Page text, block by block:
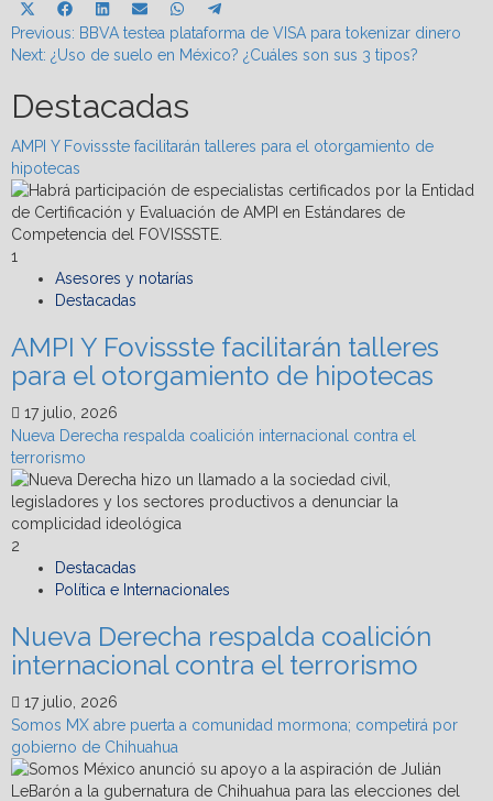
Share
on
(Twitter)
Share
on
Facebook
Share
on
LinkedInShare
on
Email
Share
on
WhatsApp
on
Post
navigation
Previous: BBVA testea plataforma de VISA para tokenizar dinero
Next: ¿Uso de suelo en México? ¿Cuáles son sus 3 tipos?
Destacadas
AMPI Y Fovissste facilitarán talleres para el otorgamiento de
hipotecas
1
Asesores y notarías
Destacadas
AMPI Y Fovissste facilitarán talleres
para el otorgamiento de hipotecas
17 julio, 2026
Nueva Derecha respalda coalición internacional contra el
terrorismo
2
Destacadas
Política e Internacionales
Nueva Derecha respalda coalición
internacional contra el terrorismo
17 julio, 2026
Somos MX abre puerta a comunidad mormona; competirá por
gobierno de Chihuahua